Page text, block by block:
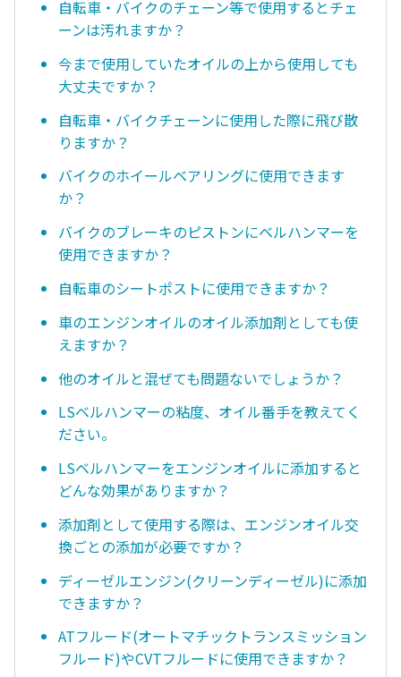
自転車・バイクのチェーン等で使用するとチェ
ーンは汚れますか？
今まで使用していたオイルの上から使用しても
大丈夫ですか？
自転車・バイクチェーンに使用した際に飛び散
りますか？
バイクのホイールベアリングに使用できます
か？
バイクのブレーキのピストンにベルハンマーを
使用できますか？
自転車のシートポストに使用できますか？
車のエンジンオイルのオイル添加剤としても使
えますか？
他のオイルと混ぜても問題ないでしょうか？
LSベルハンマーの粘度、オイル番手を教えてく
ださい。
LSベルハンマーをエンジンオイルに添加すると
どんな効果がありますか？
添加剤として使用する際は、エンジンオイル交
換ごとの添加が必要ですか？
ディーゼルエンジン(クリーンディーゼル)に添加
できますか？
ATフルード(オートマチックトランスミッション
フルード)やCVTフルードに使用できますか？